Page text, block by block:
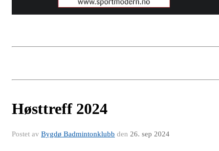
Høsttreff 2024
Postet av Bygdø Badmintonklubb den 26. sep 2024